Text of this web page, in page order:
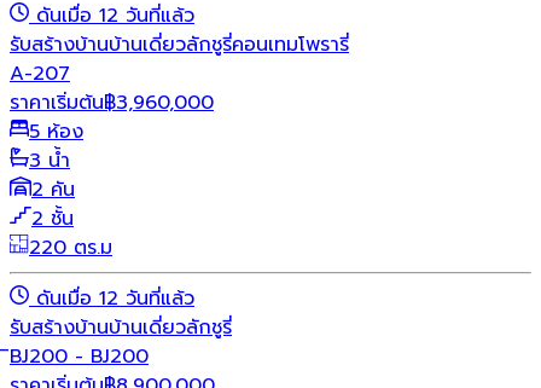
ดันเมื่อ 12 วันที่แล้ว
รับสร้างบ้านบ้านเดี่ยวลักชูรี่คอนเทมโพรารี่
A-207
ราคาเริ่มต้น฿3,960,000
5 ห้อง
3 น้ำ
2 คัน
2 ชั้น
220 ตร.ม
ดันเมื่อ 12 วันที่แล้ว
รับสร้างบ้านบ้านเดี่ยวลักชูรี่
ิBJ200 - BJ200